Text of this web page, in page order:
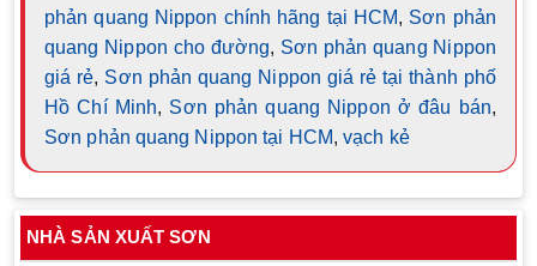
phản quang Nippon chính hãng tại HCM, Sơn phản
quang Nippon cho đường, Sơn phản quang Nippon
giá rẻ, Sơn phản quang Nippon giá rẻ tại thành phố
Hồ Chí Minh, Sơn phản quang Nippon ở đâu bán,
Sơn phản quang Nippon tại HCM,vạch kẻ
NHÀ SẢN XUẤT SƠN